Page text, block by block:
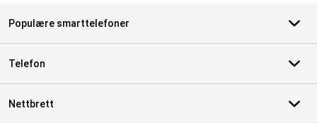
Populære smarttelefoner
Telefon
Nettbrett